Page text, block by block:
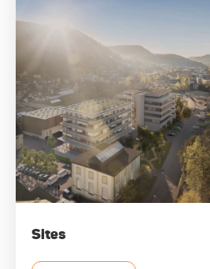
Sites